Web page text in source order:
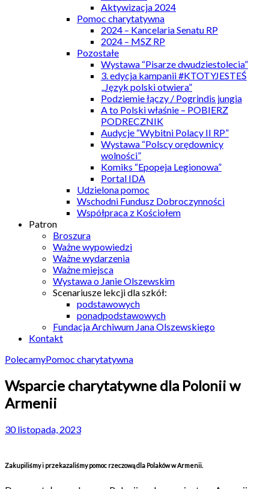
Aktywizacja 2024
Pomoc charytatywna
2024 – Kancelaria Senatu RP
2024 – MSZ RP
Pozostałe
Wystawa “Pisarze dwudziestolecia”
3. edycja kampanii #KTOTYJESTEŚ
„Język polski otwiera”
Podziemie łączy / Pogrindis jungia
A to Polski właśnie – POBIERZ
PODRECZNIK
Audycje “Wybitni Polacy II RP”
Wystawa “Polscy orędownicy
wolności”
Komiks “Epopeja Legionowa”
Portal IDA
Udzielona pomoc
Wschodni Fundusz Dobroczynności
Współpraca z Kościołem
Patron
Broszura
Ważne wypowiedzi
Ważne wydarzenia
Ważne miejsca
Wystawa o Janie Olszewskim
Scenariusze lekcji dla szkół:
podstawowych
ponadpodstawowych
Fundacja Archiwum Jana Olszewskiego
Kontakt
PolecamyPomoc charytatywna
Wsparcie charytatywne dla Polonii w
Armenii
30 listopada, 2023
Zakupiliśmy i przekazaliśmy pomoc rzeczową dla Polaków w Armenii.